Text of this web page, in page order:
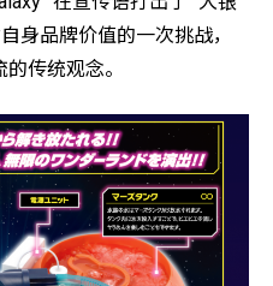
身品牌价值的一次挑战，
传统观念。